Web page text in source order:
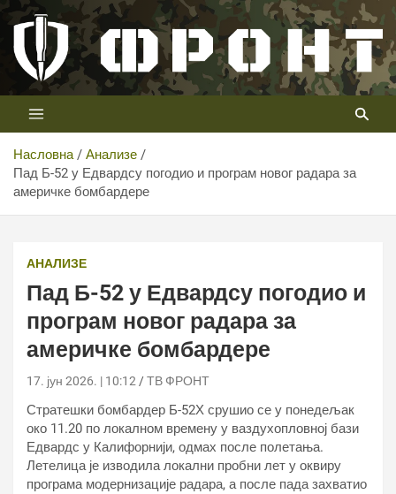
Скип
цонтент
Телевизија ФРОНТ
Први војни канал у Србији
Насловна
Анализе
Пад Б-52 у Едвардсу погодио и програм новог радара за
америчке бомбардере
АНАЛИЗЕ
Пад Б-52 у Едвардсу погодио и
програм новог радара за
америчке бомбардере
17. јун 2026. | 10:12 ТВ ФРОНТ
Стратешки бомбардер Б-52Х срушио се у понедељак
око 11.20 по локалном времену у ваздухопловној бази
Едвардс у Калифорнији, одмах после полетања.
Летелица је изводила локални пробни лет у оквиру
програма модернизације радара, а после пада захватио